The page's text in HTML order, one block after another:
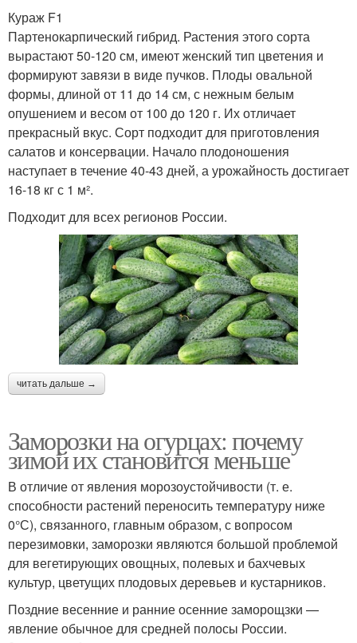
Кураж F1
Партенокарпический гибрид. Растения этого сорта
вырастают 50-120 см, имеют женский тип цветения и
формируют завязи в виде пучков. Плоды овальной
формы, длиной от 11 до 14 см, с нежным белым
опушением и весом от 100 до 120 г. Их отличает
прекрасный вкус. Сорт подходит для приготовления
салатов и консервации. Начало плодоношения
наступает в течение 40-43 дней, а урожайность достигает
16-18 кг с 1 м².
Подходит для всех регионов России.
читать дальше →
Заморозки на огурцах: почему
зимой их становится меньше
В отличие от явления морозоустойчивости (т. е.
способности растений переносить температуру ниже
0°С), связанного, главным образом, с вопросом
перезимовки, заморозки являются большой проблемой
для вегетирующих овощных, полевых и бахчевых
культур, цветущих плодовых деревьев и кустарников.
Поздние весенние и ранние осенние заморощзки —
явление обычное для средней полосы России.